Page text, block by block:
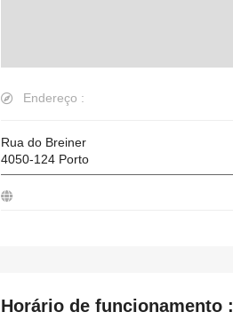
Endereço :
Rua do Breiner
4050-124 Porto
Horário de funcionamento :